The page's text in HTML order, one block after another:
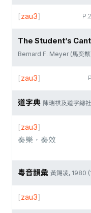
P.2
[zau3]
The Student’s
Bernard F. Meyer (馬奕
[zau3]
道字典 陳瑞祺及道字總
[zau3]
奏樂，奏效
粵音韻彙 黃錫凌, 1980
[zau3]